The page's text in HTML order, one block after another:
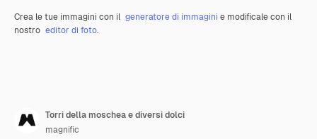
Crea le tue immagini con il generatore di immagini e modificale con il
nostro editor di foto.
Torri della moschea e diversi dolci
magnific